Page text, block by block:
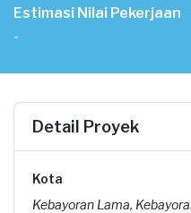
Estimasi Nilai Pekerjaan
-
Detail Proyek
Kota
Kebayoran Lama,